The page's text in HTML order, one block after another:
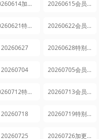
20260614加更版 20260615会员精选
20260621特别企划 20260622会员精选
20260627 20260628特别企划
20260704 20260705会员精选
20260712特别企划 20260713会员精选
20260718 20260719特别企划
20260725 20260726加更版